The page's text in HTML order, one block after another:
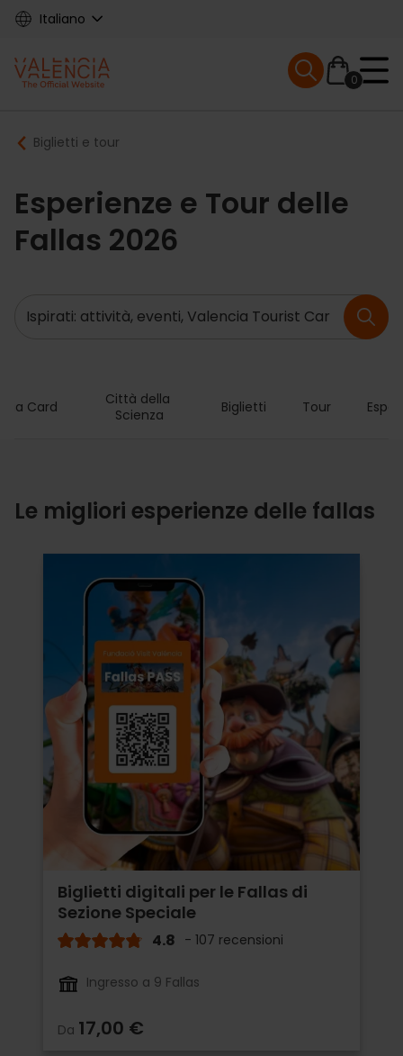
Skip
content
Italiano
Main
navigation
0
Mobile menu
Breadcrumb
Biglietti e tour
Esperienze e Tour delle
Fallas 2026
Ricerca
Card
Città della
Scienza
Biglietti Tour
Le migliori esperienze delle fallas
Biglietti digitali per le Fallas di
Sezione Speciale
4.8 - 107 recensioni
Ingresso a 9 Fallas
Da 17,00 €